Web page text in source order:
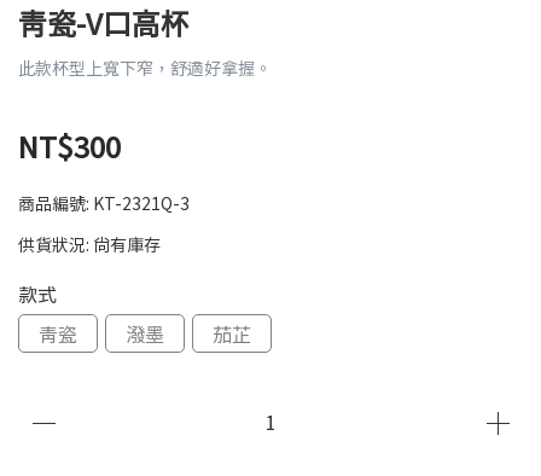
青瓷-V口高杯
此款杯型上寬下窄，舒適好拿握。
NT$300
商品編號: KT-2321Q-3
供貨狀況: 尚有庫存
款式
青瓷
潑墨 茄芷